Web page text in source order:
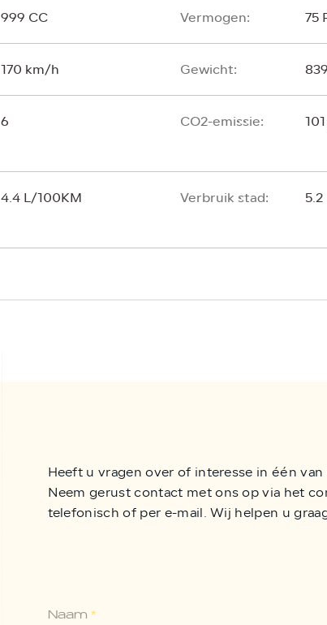
999 CC Vermogen: 75
170 km/h Gewicht:
6 CO2-emissie:
4.4 L/100KM Verbruik stad:
Heeft u vragen over of interesse in één
Neem gerust contact met ons op via het
telefonisch of per e-mail. Wij helpen u
Naam *